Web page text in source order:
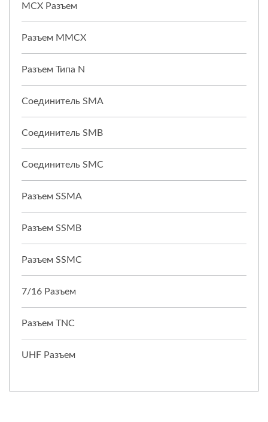
MCX Разъем
Разъем MMCX
Разъем Типа N
Соединитель SMA
Соединитель SMB
Соединитель SMC
Разъем SSMA
Разъем SSMB
Разъем SSMC
7/16 Разъем
Разъем TNC
UHF Разъем